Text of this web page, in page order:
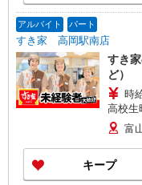
アルバイト パート
すき家 高岡駅南店
すき
ど）
時
高校生
＋150
富
キープ